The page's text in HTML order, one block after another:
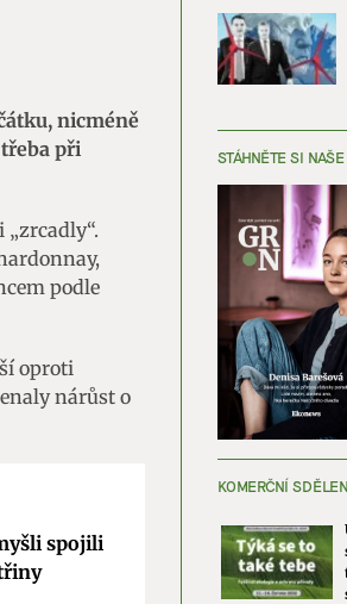
nicméně
při
podle
oproti
nárůst o
spojili
STÁHNĚTE SI
KOMERČNÍ